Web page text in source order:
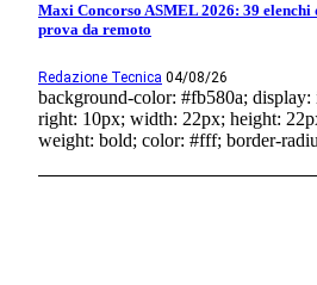
Maxi Concorso ASMEL 2026: 39 elenchi
prova da remoto
Redazione Tecnica 04/08/26
background-color: #fb580a;
right: 10px; width: 22px; height:
weight: bold; color: #fff; border-